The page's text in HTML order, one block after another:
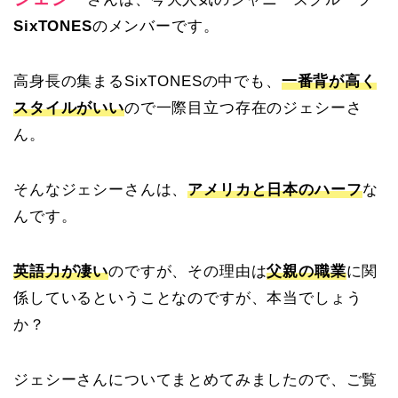
SixTONESのメンバーです。
高身長の集まるSixTONESの中でも、 一番背が高く
スタイルがいいので一際目立つ存在のジェシーさ
ん。
そんなジェシーさんは、アメリカと日本のハーフな
んです。
英語力が凄いのですが、その理由は父親の職業に関
係しているということなのですが、本当でしょう
か？
ジェシーさんについてまとめてみましたので、ご覧